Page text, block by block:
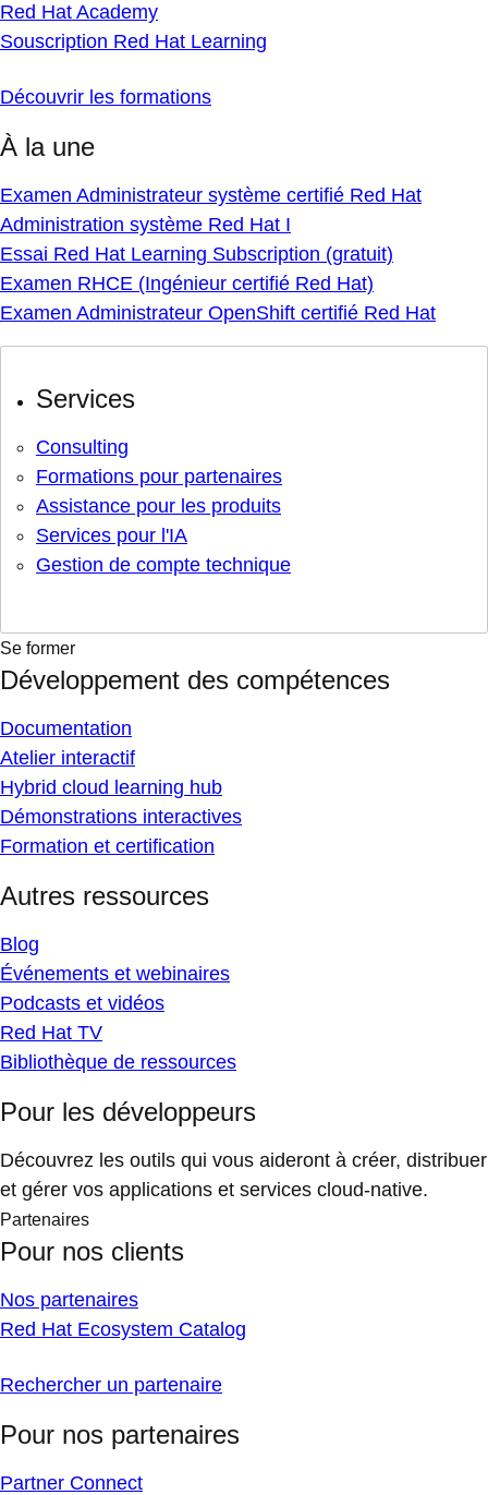
Red Hat Academy
Souscription Red Hat Learning
Découvrir les formations
À la une
Examen Administrateur système certifié Red Hat
Administration système Red Hat I
Essai Red Hat Learning Subscription (gratuit)
Examen RHCE (Ingénieur certifié Red Hat)
Examen Administrateur OpenShift certifié Red Hat
Services
Consulting
Formations pour partenaires
Assistance pour les produits
Services pour l'IA
Gestion de compte technique
Se former
Développement des compétences
Documentation
Atelier interactif
Hybrid cloud learning hub
Démonstrations interactives
Formation et certification
Autres ressources
Blog
Événements et webinaires
Podcasts et vidéos
Red Hat TV
Bibliothèque de ressources
Pour les développeurs
Découvrez les outils qui vous aideront à créer, distribuer
et gérer vos applications et services cloud-native.
Partenaires
Pour nos clients
Nos partenaires
Red Hat Ecosystem Catalog
Rechercher un partenaire
Pour nos partenaires
Partner Connect